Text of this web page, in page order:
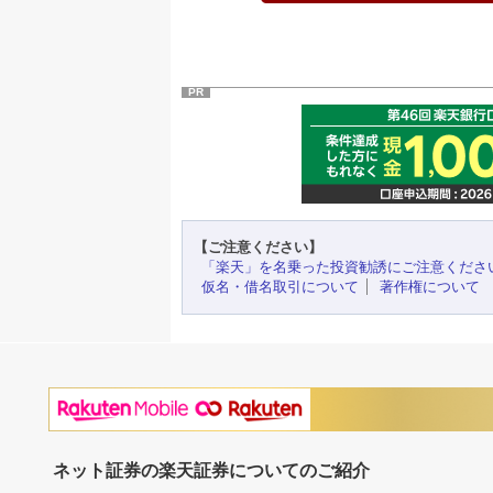
PR
【ご注意ください】
「楽天」を名乗った投資勧誘にご注意くださ
仮名・借名取引について
著作権について
ネット証券の楽天証券についてのご紹介